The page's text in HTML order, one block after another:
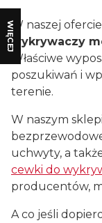
WIĘCEJW naszej
wykrywaczy
Właściwe
poszukiwań i
terenie.
W naszym
uchwyty, a
cewki do
producentów,
A co jeśli